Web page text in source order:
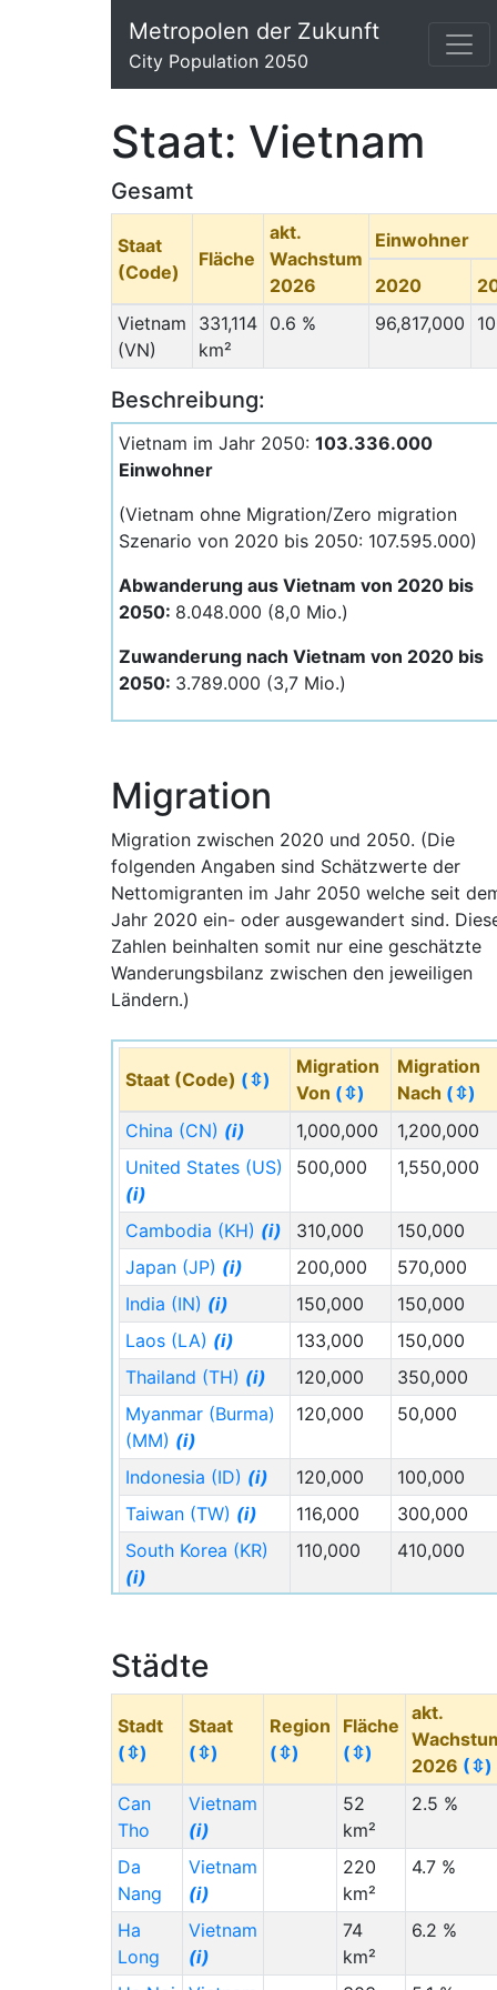
Metropolen der Zukunft
City Population 2050
Staat: Vietnam
Gesamt
Staat
(Code)
Fläche
akt.
Wachstum
2026
Einwohner
2020
Vietnam
(VN)
331,114
km²
0.6 % 96,817,000
Beschreibung:
Vietnam im Jahr 2050: 103.336.000
Einwohner
(Vietnam ohne Migration/Zero migration
Szenario von 2020 bis 2050: 107.595.000)
Abwanderung aus Vietnam von 2020 bis
2050: 8.048.000 (8,0 Mio.)
Zuwanderung nach Vietnam von 2020 bis
2050: 3.789.000 (3,7 Mio.)
Migration
Migration zwischen 2020 und 2050. (Die
folgenden Angaben sind Schätzwerte der
Nettomigranten im Jahr 2050 welche seit
Jahr 2020 ein- oder ausgewandert sind.
Zahlen beinhalten somit nur eine geschätzte
Wanderungsbilanz zwischen den jeweiligen
Ländern.)
Staat (Code) (⇳)
Migration
Von (⇳)
Migration
Nach (⇳)
China (CN) (i) 1,000,000
1,200,000
United States (US)
(i)
500,000 1,550,000
Cambodia (KH) (i) 310,000
150,000
Japan (JP) (i) 200,000
570,000
India (IN) (i) 150,000
150,000
Laos (LA) (i) 133,000
150,000
Thailand (TH) (i) 120,000
350,000
Myanmar (Burma)
(MM) (i)
120,000 50,000
Indonesia (ID) (i) 120,000
100,000
Taiwan (TW) (i) 116,000
300,000
South Korea (KR)
(i)
110,000 410,000
Canada (CA)
Bangladesh (BD)
(i)
70,000 15,000
Staat (Code)(⇳)
Migration
(⇳)
Migration
Nach (⇳)
Philippines (PH)
(i)
50,000 50,000
Germany (DE)(i) 50,000
360,000
Malaysia (MY)
48,000
Städte
Stadt
(⇳)
Staat
(⇳)
Region
(⇳)
Fläche
(⇳)
akt.
2026 (⇳)
Can
Tho
Vietnam
(i)
52
km²
2.5 %
Da
Nang
Vietnam
(i)
220
km²
4.7 %
Ha
Long
Vietnam
(i)
74
km²
6.2 %